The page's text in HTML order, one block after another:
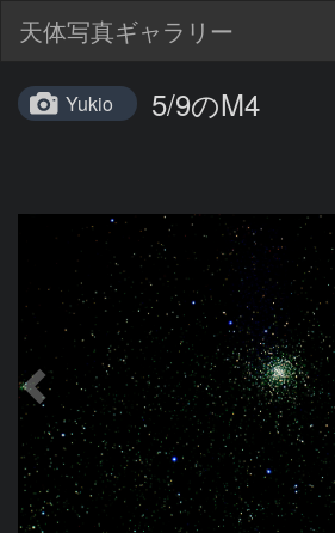
天体写真ギャラリー
Yukio 5/9のM4